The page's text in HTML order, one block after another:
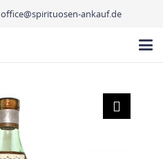
office@spirituosen-ankauf.de